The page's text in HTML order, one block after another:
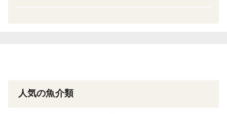
グリコーゲンとアミノ酸の含有量で決まります。
人気の魚介類